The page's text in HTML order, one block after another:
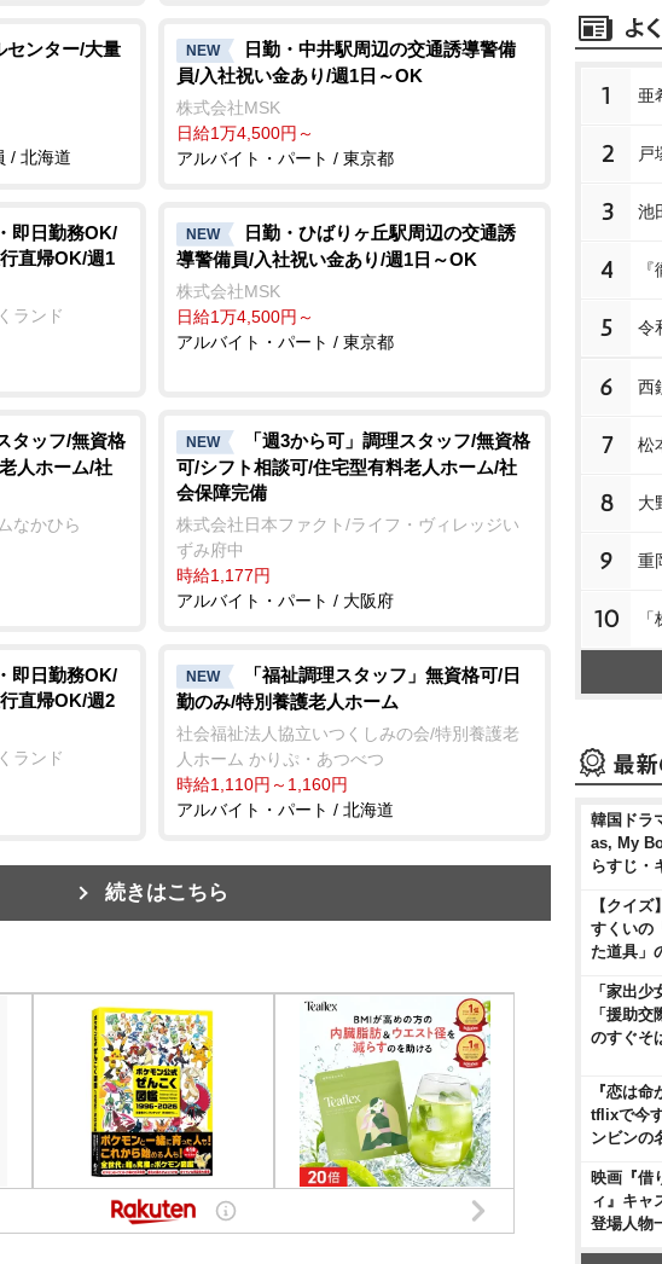
センター/大量
/ 北海道
NEW
日勤・中井駅周辺の交通誘導警備
員/入社祝い金あり/週1日～OK
株式会社MSK
日給1万4,500円～
アルバイト・パート / 東京都
即日勤務OK/
直帰OK/週1
ランド
NEW
日勤・ひばりヶ丘駅周辺の交通誘
導警備員/入社祝い金あり/週1日～OK
株式会社MSK
日給1万4,500円～
アルバイト・パート / 東京都
タッフ/無資格
人ホーム/社
なかひら
NEW
「週3から可」調理スタッフ/無資格
可/シフト相談可/住宅型有料老人ホーム/社
会保障完備
株式会社日本ファクト/ライフ・ヴィレッジい
ずみ府中
時給1,177円
アルバイト・パート / 大阪府
即日勤務OK/
直帰OK/週2
ランド
NEW
「福祉調理スタッフ」無資格可/日
勤のみ/特別養護老人ホーム
社会福祉法人協立いつくしみの会/特別養護老
人ホーム かりぷ・あつべつ
時給1,110円～1,160円
アルバイト・パート / 北海道
続きはこちら
1 亜
2 戸
3 池
4
5 令
6 西
7 松
8 大
9 重
10
韓国ドラ
as, My
らすじ・
【クイ
すくいの
た道具」
「家出少
「援助
のすぐそ
『恋は
tflixで今
ンビンの
映画『借
ィ』キャ
登場人物